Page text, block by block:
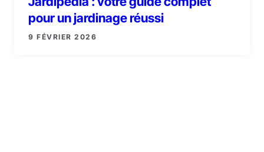
pour un jardinage réussi
9 FÉVRIER 2026